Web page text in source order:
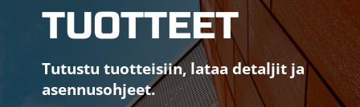
TUOTTEET
Tutustu tuotteisiin, lataa detaljit ja
asennusohjeet.